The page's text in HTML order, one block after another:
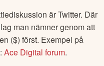
är Twitter. Där
man nämner genom att
($) först. Exempel på
:Ace Digital forum.